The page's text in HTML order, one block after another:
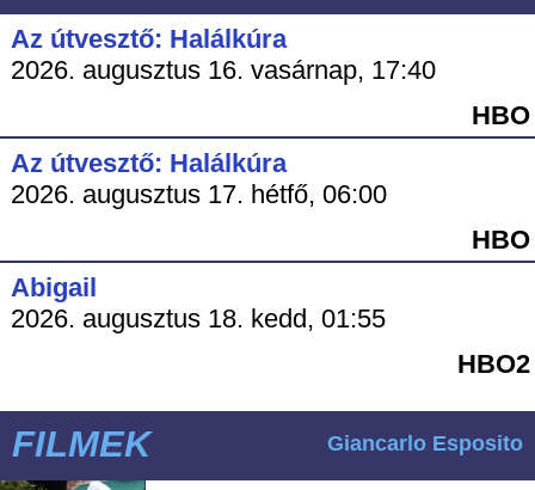
Az útvesztő: Halálkúra
2026. augusztus 16. vasárnap, 17:40
HBO
Az útvesztő: Halálkúra
2026. augusztus 17. hétfő, 06:00
HBO
Abigail
2026. augusztus 18. kedd, 01:55
HBO2
FILMEK Giancarlo Esposito